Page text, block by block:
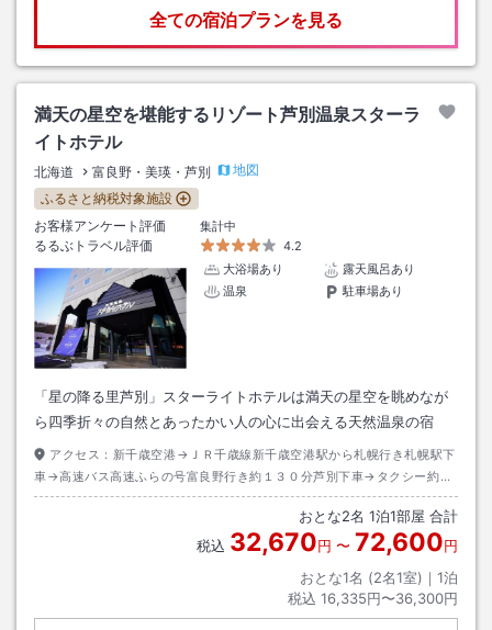
全ての宿泊プランを見る
満天の星空を堪能するリゾート芦別温泉スターラ
イトホテル
北海道 富良野・美瑛・芦別
地図
ふるさと納税対象施設
お客様アンケート評価
集計中
るるぶトラベル評価
4.2
大浴場あり
露天風呂あり
温泉
駐車場あり
「星の降る里芦別」スターライトホテルは満天の星空を眺めなが
ら四季折々の自然とあったかい人の心に出会える天然温泉の宿
アクセス： 新千歳空港→ＪＲ千歳線新千歳空港駅から札幌行き札幌駅下
車→高速バス高速ふらの号富良野行き約１３０分芦別下車→タクシー約１
５分
おとな2名 1泊1部屋 合計
税込 32,670円 〜 72,600円
おとな1名 (2名1室)｜ 1泊
税込 16,335円〜36,300円